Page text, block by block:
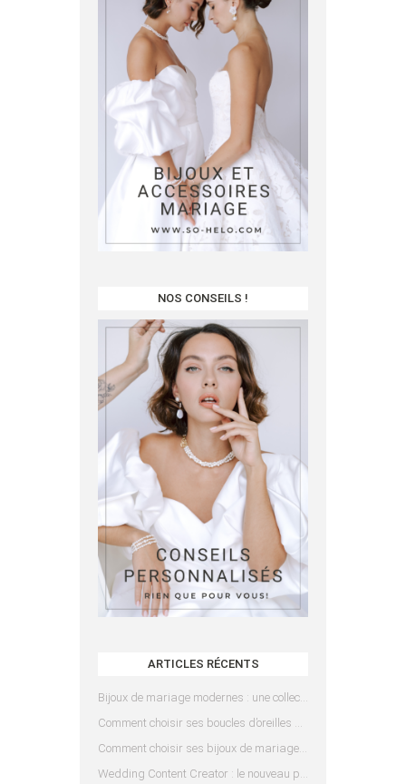
NOS CONSEILS !
ARTICLES RÉCENTS
Bijoux de mariage modernes : une collection pensée pour les mariées d’aujourd’hui
Comment choisir ses boucles d’oreilles de mariée en fonction de sa coiffure ?
Comment choisir ses bijoux de mariage en fonction de sa robe ?
Wedding Content Creator : le nouveau prestataire indispensable pour votre mariage